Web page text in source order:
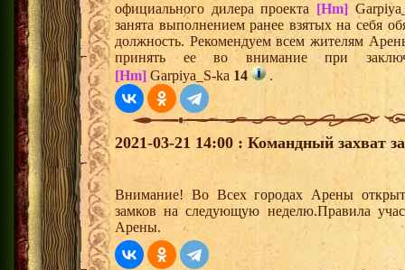
официального дилера проекта [Hm]
занята выполнением ранее взятых на себя
должность. Рекомендуем всем жителям
принять ее во внимание при
[Hm] Garpiya_S-ka 14 .
2021-03-21 14:00 : Командный захват
Внимание! Во Всех городах Арены
замков на следующую неделю.Правила
Арены.